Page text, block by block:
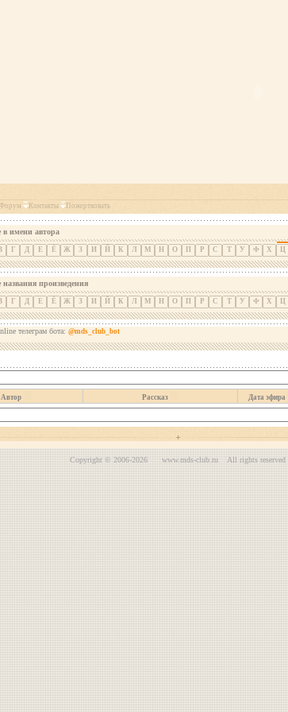
Форум
Контакты Пожертвовать
в имени автора
Г Д Е Ё Ж З И Й К Л М Н О П Р С Т У Ф Х Ц
произведения
Г Д Е Ё Ж З И Й К Л М Н О П Р С Т У Ф Х Ц
телеграм бота: @mds_club_bot
Автор Рассказ Дата эфира
Copyright © 2006-2026 www.mds-club.ru All rights reserved